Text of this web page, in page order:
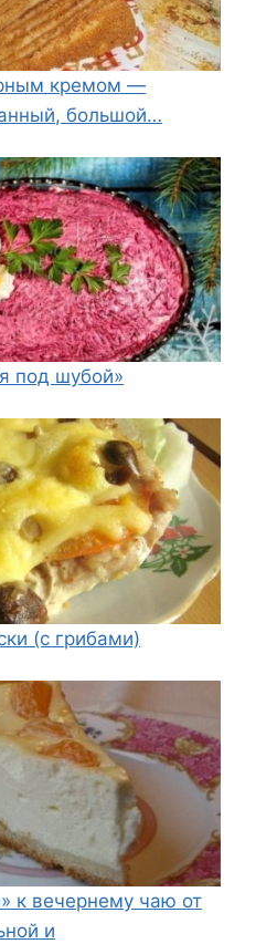
кремом —
большой…
под шубой»
(с грибами)
к вечернему чаю от
и